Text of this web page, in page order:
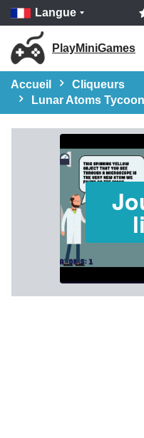
Langue
PlayMiniGames
Accueil
Cliqueurs
Lunar Atoms